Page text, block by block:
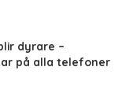
dyrare –
på alla telefoner